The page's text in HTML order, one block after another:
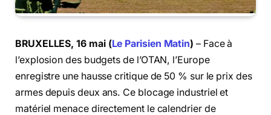
BRUXELLES, 16 mai (Le Parisien Matin) – Face à
l’explosion des budgets de l’OTAN, l’Europe
enregistre une hausse critique de 50 % sur le prix des
armes depuis deux ans. Ce blocage industriel et
matériel menace directement le calendrier de